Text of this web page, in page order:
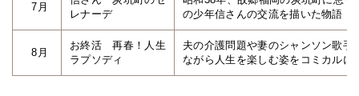
7月
レナーデ
の少年信さんの交流を描いた物語
8月
お終活 再春！人生
ラプソディ
夫の介護問題や妻のシャンソン歌
ながら人生を楽しむ姿をコミカルに